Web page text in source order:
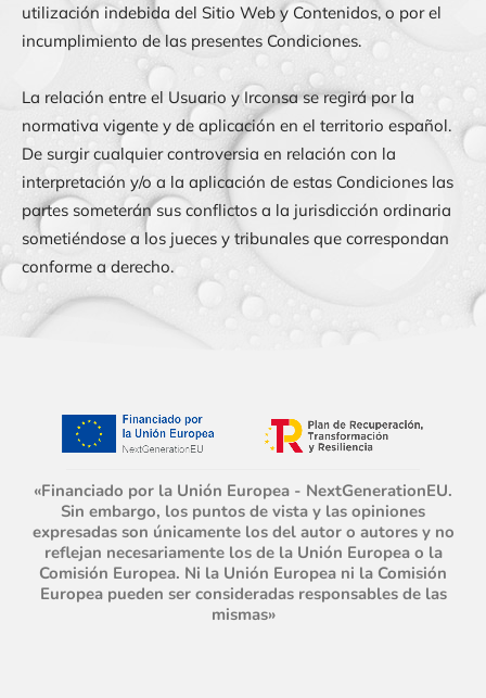
utilización indebida del Sitio Web y Contenidos, o por el
incumplimiento de las presentes Condiciones.
La relación entre el Usuario yIrconsase regirá por la
normativa vigente y de aplicación en el territorio español.
De surgir cualquier controversia en relación con la
interpretación y/o a la aplicación de estas Condiciones las
partes someterán sus conflictos a la jurisdicción ordinaria
sometiéndose a los jueces y tribunales que correspondan
conforme a derecho.
«Financiado por la Unión Europea - NextGenerationEU.
Sin embargo, los puntos de vista y las opiniones
expresadas son únicamente los del autor o autores y no
reflejan necesariamente los de la Unión Europea o la
Comisión Europea. Ni la Unión Europea ni la Comisión
Europea pueden ser consideradas responsables de las
mismas»